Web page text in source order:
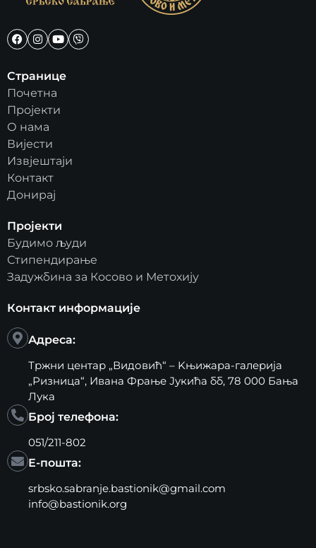
Странице
Почетна
Пројекти
О нама
Вијести
Извјештаји
Контакт
Донирај
Пројекти
Будимо људи
Стипендирање
Задужбина за Косово и Метохију
Контакт информације
Адреса:
Тржни центар „Видовић“ – Kњижара-галерија
„Ризница“, Ивана Фрање Јукића бб, 78 000 Бања
Лука
Број телефона:
051/211-802
Е-пошта:
srbsko.sabranje.bastionik@gmail.com
info@bastionik.org